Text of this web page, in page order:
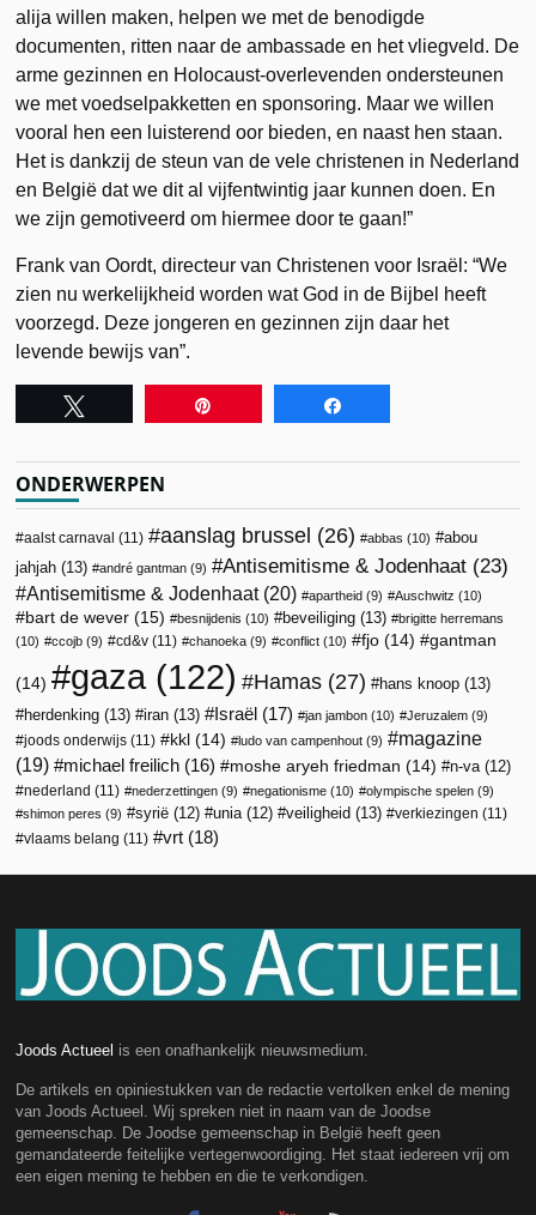
alija willen maken, helpen we met de benodigde
documenten, ritten naar de ambassade en het vliegveld. De
arme gezinnen en Holocaust-overlevenden ondersteunen
we met voedselpakketten en sponsoring. Maar we willen
vooral hen een luisterend oor bieden, en naast hen staan.
Het is dankzij de steun van de vele christenen in Nederland
en België dat we dit al vijfentwintig jaar kunnen doen. En
we zijn gemotiveerd om hiermee door te gaan!”
Frank van Oordt, directeur van Christenen voor Israël: “We
zien nu werkelijkheid worden wat God in de Bijbel heeft
voorzegd. Deze jongeren en gezinnen zijn daar het
levende bewijs van”.
ONDERWERPEN
aalst carnaval (11) aanslag brussel (26) abbas (10)
abou
jahjah (13) andré gantman (9) Antisemitisme & Jodenhaat (23)
Antisemitisme & Jodenhaat(20) apartheid (9) Auschwitz (10)
bart de wever (15) besnijdenis (10) beveiliging (13)
brigitte herremans
(10)
ccojb (9) cd&v (11) chanoeka (9) conflict (10) fjo (14) gantman
(14) gaza (122) Hamas (27) hans knoop (13)
herdenking (13) iran (13) Israël (17) jan jambon (10) Jeruzalem (9)
joods onderwijs (11) kkl (14) ludo van campenhout (9)
magazine
(19)
michael freilich (16) moshe aryeh friedman (14) n-va (12)
nederland (11) nederzettingen (9) negationisme (10) olympische spelen (9)
shimon peres (9) syrië (12) unia (12) veiligheid (13) verkiezingen (11)
vlaams belang (11) vrt (18)
Joods Actueel is een onafhankelijk nieuwsmedium.
De artikels en opiniestukken van de redactie vertolken enkel de mening
van Joods Actueel. Wij spreken niet in naam van de Joodse
gemeenschap. De Joodse gemeenschap in België heeft geen
gemandateerde feitelijke vertegenwoordiging. Het staat iedereen vrij om
een eigen mening te hebben en die te verkondigen.